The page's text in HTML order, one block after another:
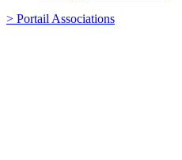
> Portail Associations